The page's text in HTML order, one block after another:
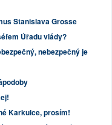
Stanislava Grosse
Úřadu vlády?
nebezpečný je
Karkulce, prosím!